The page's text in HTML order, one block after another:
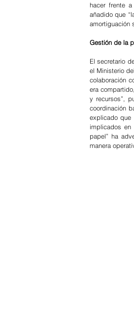
hacer frente
añadido que
amortiguación
Gestión de la
El secretario
el Ministerio
colaboración
era
y recursos”,
coordinación
explicado que
implicados
papel” ha
manera